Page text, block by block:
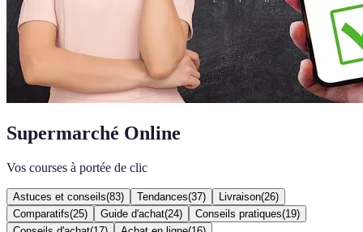
Supermarché Online
Vos courses à portée de clic
Astuces et conseils(83) Tendances(37) Livraison(26)
Comparatifs(25) Guide d'achat(24) Conseils pratiques(19)